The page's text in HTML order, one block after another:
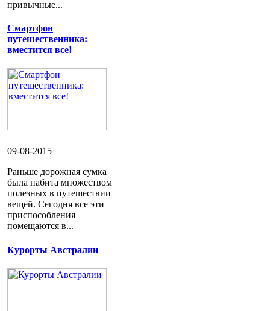
привычные...
Смартфон
путешественника:
вместится все!
09-08-2015
Раньше дорожная сумка
была набита множеством
полезных в путешествии
вещей. Сегодня все эти
приспособления
помещаются в...
Курорты Австралии